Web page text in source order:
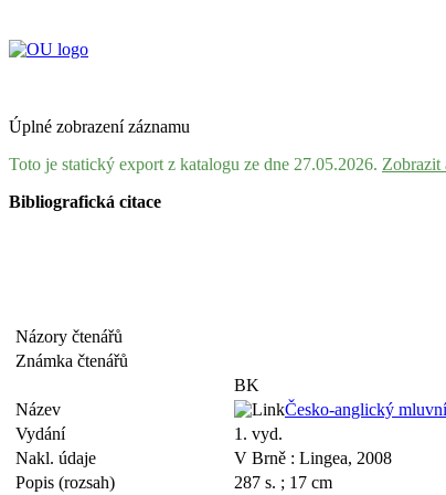
Úplné zobrazení záznamu
Toto je statický export z katalogu ze dne 27.05.2026. Zobrazit
Bibliografická citace
Názory čtenářů
Známka čtenářů
BK
Název
Česko-anglický
Vydání
1. vyd.
Nakl. údaje
V Brně : Lingea, 2008
Popis (rozsah)
287 s. ; 17 cm